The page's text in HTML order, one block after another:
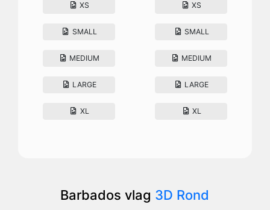
XS
SMALL
MEDIUM
LARGE
XL
XS
SMALL
MEDIUM
LARGE
XL
Barbados vlag 3D Rond